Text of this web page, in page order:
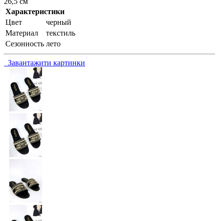
Характеристики
Цвет
черный
Материал
текстиль
Сезонность лето
Завантажити картинки